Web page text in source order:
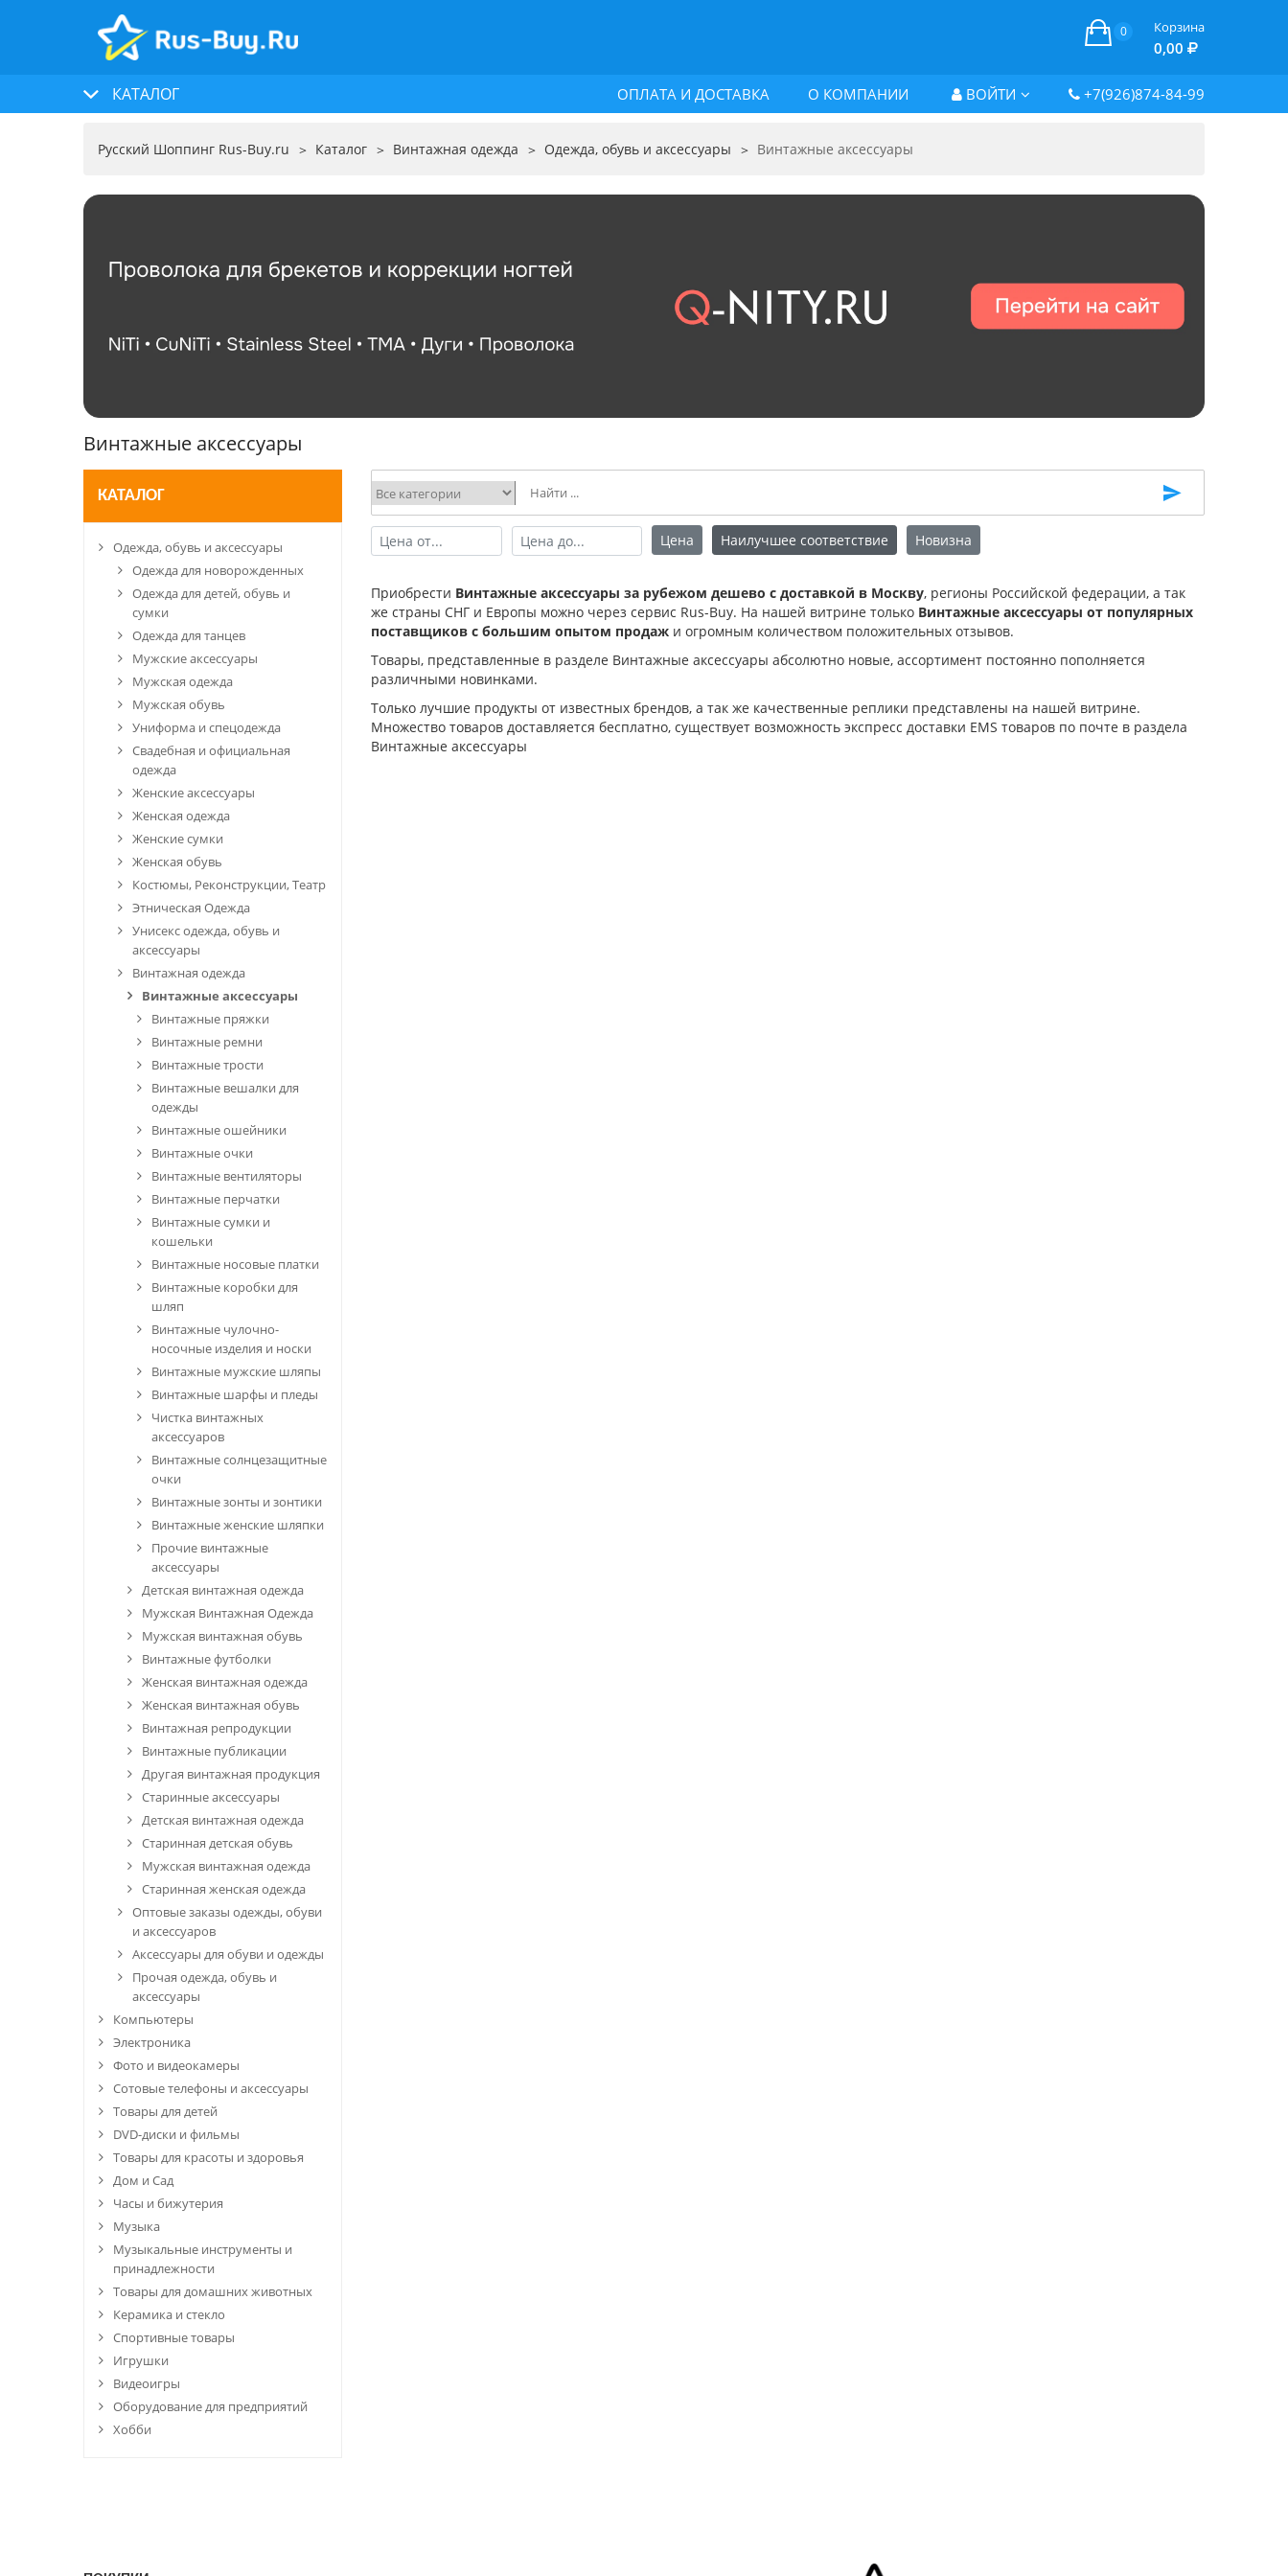
0 Корзина
0,00
КАТАЛОГ ОПЛАТА И ДОСТАВКА О КОМПАНИИ ВОЙТИ +7(926)874-84-99
Русский Шоппинг Rus-Buy.ru Каталог Винтажная одежда Одежда, обувь и аксессуары Винтажные аксессуары
Винтажные аксессуары
КАТАЛОГ
Одежда, обувь и аксессуары
Одежда для новорожденных
Одежда для детей, обувь и
сумки
Одежда для танцев
Мужские аксессуары
Мужская одежда
Мужская обувь
Униформа и спецодежда
Свадебная и официальная
одежда
Женские аксессуары
Женская одежда
Женские сумки
Женская обувь
Костюмы, Реконструкции, Театр
Этническая Одежда
Унисекс одежда, обувь и
аксессуары
Винтажная одежда
Винтажные аксессуары
Винтажные пряжки
Винтажные ремни
Винтажные трости
Винтажные вешалки для
одежды
Винтажные ошейники
Винтажные очки
Винтажные вентиляторы
Винтажные перчатки
Винтажные сумки и
кошельки
Винтажные носовые платки
Винтажные коробки для
шляп
Винтажные чулочно-
носочные изделия и носки
Винтажные мужские шляпы
Винтажные шарфы и пледы
Чистка винтажных
аксессуаров
Винтажные солнцезащитные
очки
Винтажные зонты и зонтики
Винтажные женские шляпки
Прочие винтажные
аксессуары
Детская винтажная одежда
Мужская Винтажная Одежда
Мужская винтажная обувь
Винтажные футболки
Женская винтажная одежда
Женская винтажная обувь
Винтажная репродукции
Винтажные публикации
Другая винтажная продукция
Старинные аксессуары
Детская винтажная одежда
Старинная детская обувь
Мужская винтажная одежда
Старинная женская одежда
Оптовые заказы одежды, обуви
и аксессуаров
Аксессуары для обуви и одежды
Прочая одежда, обувь и
аксессуары
Компьютеры
Электроника
Фото и видеокамеры
Сотовые телефоны и аксессуары
Товары для детей
DVD-диски и фильмы
Товары для красоты и здоровья
Дом и Сад
Часы и бижутерия
Музыка
Музыкальные инструменты и
принадлежности
Товары для домашних животных
Керамика и стекло
Спортивные товары
Игрушки
Видеоигры
Оборудование для предприятий
Хобби
Цена Наилучшее соответствие Новизна
Приобрести Винтажные аксессуары за рубежом дешево с доставкой в Москву, регионы Российской федерации, а так
же страны СНГ и Европы можно через сервис Rus-Buy. На нашей витрине только Винтажные аксессуары от популярных
поставщиков с большим опытом продаж и огромным количеством положительных отзывов.
Товары, представленные в разделе Винтажные аксессуары абсолютно новые, ассортимент постоянно пополняется
различными новинками.
Только лучшие продукты от известных брендов, а так же качественные реплики представлены на нашей витрине.
Множество товаров доставляется бесплатно, существует возможность экспресс доставки EMS товаров по почте в раздела
Винтажные аксессуары